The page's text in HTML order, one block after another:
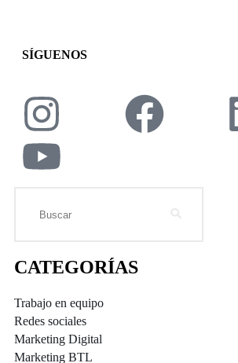
SÍGUENOS
CATEGORÍAS
Trabajo en equipo
Redes sociales
Marketing Digital
Marketing BTL